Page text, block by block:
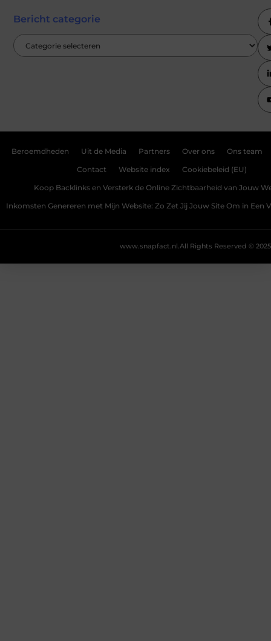
Bericht categorie
Beroemdheden Uit de Media Partners Over ons Ons team
Contact Website index Cookiebeleid (EU)
Koop Backlinks en Versterk de Online Zichtbaarheid van Jouw
Inkomsten Genereren met Mijn Website: Zo Zet Jij Jouw Site Om in Een
All Rights Reserved © 2025
www.snapfact.nl.